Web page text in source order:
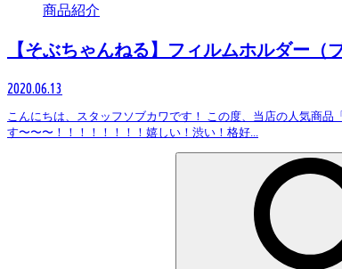
商品紹介
【そぶちゃんねる】フィルムホルダー（
2020.06.13
こんにちは、スタッフソブカワです！ この度、当店の人気商
す〜〜〜！！！！！！！！嬉しい！渋い！格好...